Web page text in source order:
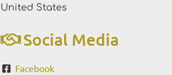
United States
Social Media
Facebook